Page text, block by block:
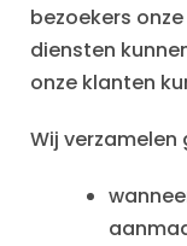
bezoekers
diensten
onze klanten
Wij verzamelen